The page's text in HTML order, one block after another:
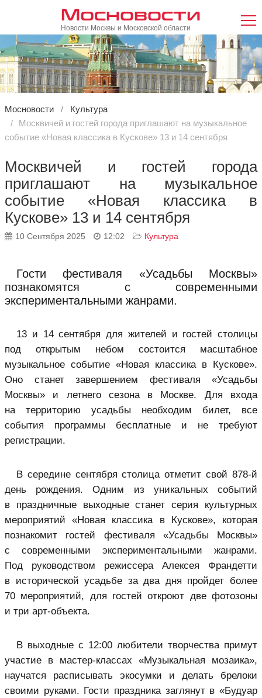
Мосновости
Новости Москвы и Московской области
Мосновости
Культура
Москвичей и гостей города приглашают на музыкальное
событие «Новая классика в Кускове» 13 и 14 сентября
Москвичей и гостей города
приглашают на музыкальное
событие «Новая классика в
Кускове» 13 и 14 сентября
10 Сентября 2025 12:02 Культура
Гости фестиваля «Усадьбы Москвы»
познакомятся с современными
экспериментальными жанрами.
13 и 14 сентября для жителей и гостей столицы
под открытым небом состоится масштабное
музыкальное событие «Новая классика в Кускове».
Оно станет завершением фестиваля «Усадьбы
Москвы» и летнего сезона в Москве. Для входа
на территорию усадьбы необходим билет, все
события программы бесплатные и не требуют
регистрации.
В середине сентября столица отметит свой 878-й
день рождения. Одним из уникальных событий
в праздничные выходные станет серия культурных
мероприятий «Новая классика в Кускове», которая
познакомит гостей фестиваля «Усадьбы Москвы»
с современными экспериментальными жанрами.
Под руководством режиссера Алексея Франдетти
в исторической усадьбе за два дня пройдет более
70 мероприятий, для гостей откроют две фотозоны
и три арт-объекта.
В выходные с 12:00 любители творчества примут
участие в мастер-классах «Музыкальная мозаика»,
научатся расписывать экосумки и делать брелоки
своими руками. Гости праздника заглянут в «Будуар